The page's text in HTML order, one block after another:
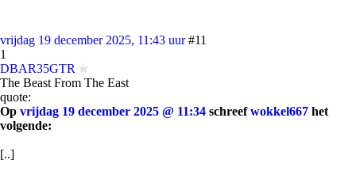
vrijdag 19 december 2025, 11:43 uur #11
1
DBAR35GTR
The Beast From The East
quote:
Op vrijdag 19 december 2025 @ 11:34 schreefwokkel667 het
volgende:
[..]